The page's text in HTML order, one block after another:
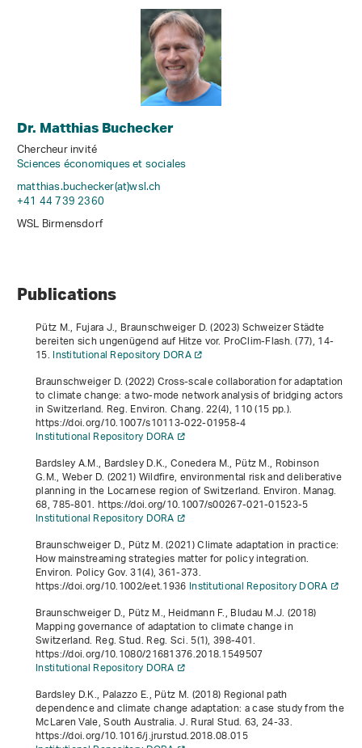
Dr. Matthias Buchecker
Chercheur invité
Sciences économiques et sociales
matthias.buchecker(at)wsl.ch
+41 44 739 2360
WSL Birmensdorf
Publications
Pütz M., Fujara J., Braunschweiger D. (2023) Schweizer Städte
bereiten sich ungenügend auf Hitze vor. ProClim-Flash. (77), 14-
15.Institutional Repository DORA
Braunschweiger D. (2022) Cross-scale collaboration for adaptation
to climate change: a two-mode network analysis of bridging actors
in Switzerland. Reg. Environ. Chang.22(4), 110 (15 pp.).
https://doi.org/10.1007/s10113-022-01958-4
Institutional Repository DORA
Bardsley A.M., Bardsley D.K., Conedera M., Pütz M., Robinson
G.M., Weber D. (2021) Wildfire, environmental risk and deliberative
planning in the Locarnese region of Switzerland. Environ. Manag.
68, 785-801. https://doi.org/10.1007/s00267-021-01523-5
Institutional Repository DORA
Braunschweiger D., Pütz M. (2021) Climate adaptation in practice:
How mainstreaming strategies matter for policy integration.
Environ. Policy Gov.31(4), 361-373.
https://doi.org/10.1002/eet.1936Institutional Repository DORA
Braunschweiger D., Pütz M., Heidmann F., Bludau M.J. (2018)
Mapping governance of adaptation to climate change in
Switzerland. Reg. Stud. Reg. Sci.5(1), 398-401.
https://doi.org/10.1080/21681376.2018.1549507
Institutional Repository DORA
Bardsley D.K., Palazzo E., Pütz M. (2018) Regional path
dependence and climate change adaptation: a case study from the
McLaren Vale, South Australia. J. Rural Stud.63, 24-33.
https://doi.org/10.1016/j.jrurstud.2018.08.015